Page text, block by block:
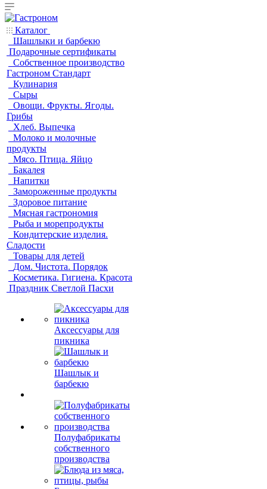
Каталог
Шашлыки и барбекю
Подарочные сертификаты
Собственное производство
Гастроном Стандарт
Кулинария
Сыры
Овощи. Фрукты. Ягоды.
Грибы
Хлеб. Выпечка
Молоко и молочные
продукты
Мясо. Птица. Яйцо
Бакалея
Напитки
Замороженные продукты
Здоровое питание
Мясная гастрономия
Рыба и морепродукты
Кондитерские изделия.
Сладости
Товары для детей
Дом. Чистота. Порядок
Косметика. Гигиена. Красота
Праздник Светлой Пасхи
Аксессуары для
пикника
Шашлык и
барбекю
Полуфабрикаты
собственного
производства